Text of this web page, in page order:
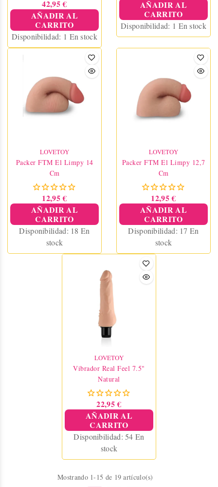
42,95 €
AÑADIR AL
CARRITO
Disponibilidad: 1 En stock
AÑADIR AL
CARRITO
Disponibilidad: 1 En stock
LOVETOY
Packer FTM El Limpy 14
Cm
12,95 €
AÑADIR AL
CARRITO
Disponibilidad: 18 En
stock
LOVETOY
Packer FTM El Limpy 12,7
Cm
12,95 €
AÑADIR AL
CARRITO
Disponibilidad: 17 En
stock
LOVETOY
Vibrador Real Feel 7.5"
Natural
22,95 €
AÑADIR AL
CARRITO
Disponibilidad:54 En
stock
Mostrando 1-15 de 19 artículo(s)